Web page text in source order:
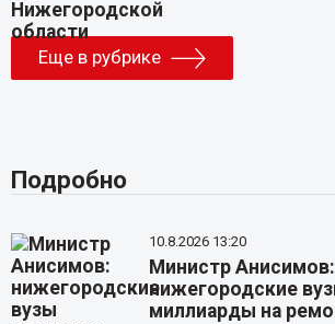
Еще в рубрике
Подробно
10.8.2026 13:20
Министр Анисимов:
нижегородские
миллиарды на